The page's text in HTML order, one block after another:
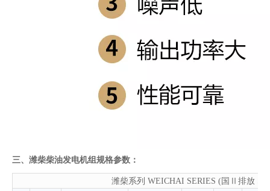
三、潍柴柴油发电机组规格参数：
潍柴系列 WEICHAI SERIES (国Ⅱ排放